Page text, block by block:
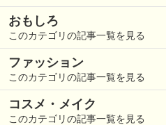
おもしろ
このカテゴリの記事一覧を見る
ファッション
このカテゴリの記事一覧を見る
コスメ・メイク
このカテゴリの記事一覧を見る